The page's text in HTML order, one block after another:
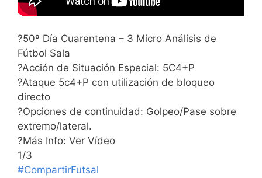
?50º Día Cuarentena – 3 Micro Análisis de
Fútbol Sala
?Acción de Situación Especial: 5C4+P
?Ataque 5c4+P con utilización de bloqueo
directo
?Opciones de continuidad: Golpeo/Pase sobre
extremo/lateral.
?Más Info: Ver Vídeo
1/3
#CompartirFutsal